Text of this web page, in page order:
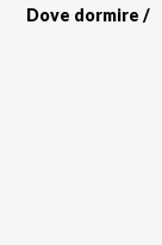
Dove dormire